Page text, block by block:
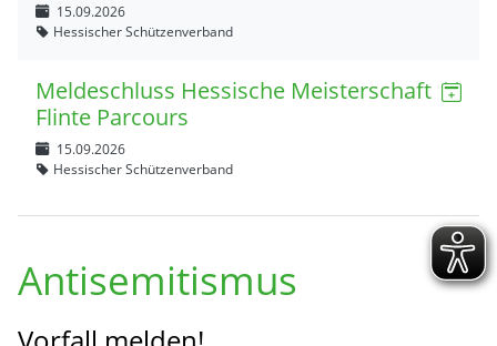
15.09.2026
Hessischer Schützenverband
Meldeschluss Hessische Meisterschaft
Flinte Parcours
15.09.2026
Hessischer Schützenverband
Antisemitismus